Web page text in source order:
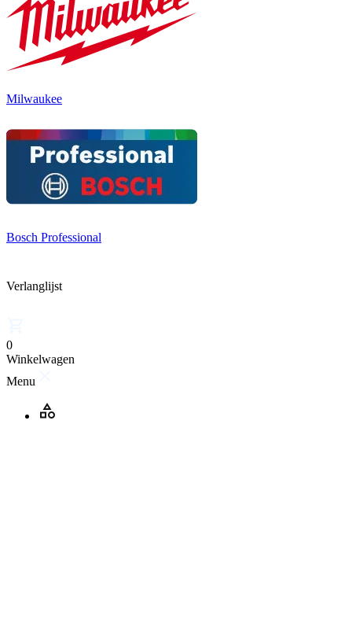
Milwaukee
Bosch Professional
Verlanglijst
0
Winkelwagen
Menu